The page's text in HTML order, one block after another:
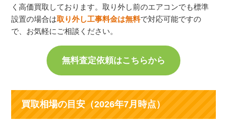
く高価買取しております。取り外し前のエアコンでも標準
設置の場合は取り外し工事料金は無料で対応可能ですの
で、お気軽にご相談ください。
無料査定依頼はこちらから
買取相場の目安（2026年7月時点）